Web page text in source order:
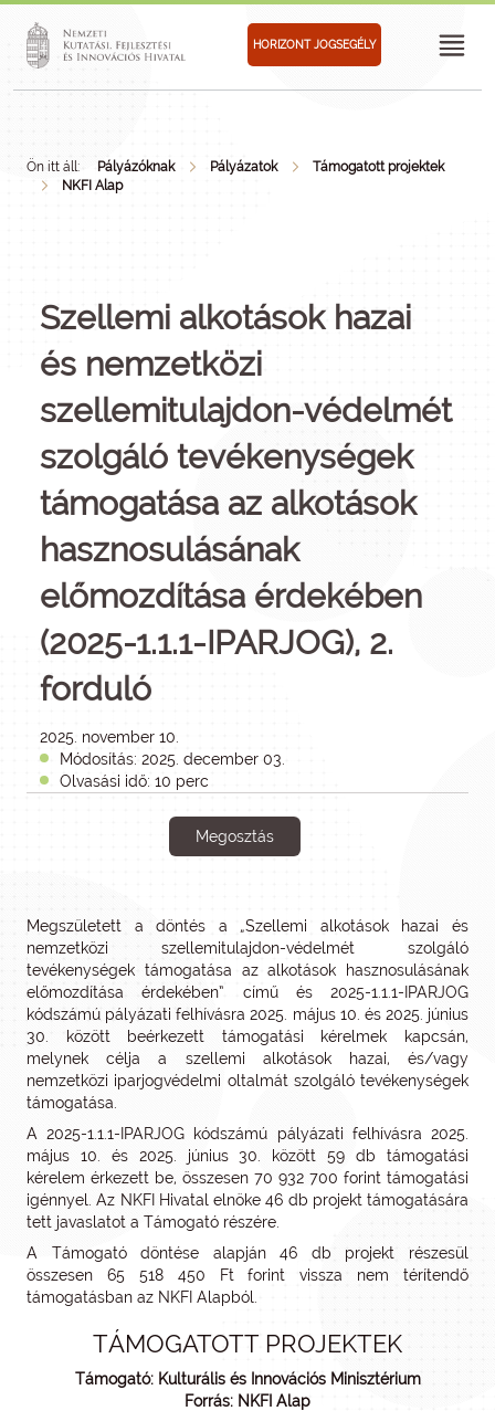
HORIZONT JOGSEGÉLY
Ön itt áll: Pályázóknak Pályázatok
Támogatott projektek
NKFI Alap
Szellemi alkotások hazai
és nemzetközi
szellemitulajdon-védelmét
szolgáló tevékenységek
támogatása az alkotások
hasznosulásának
előmozdítása érdekében
(2025-1.1.1-IPARJOG), 2.
forduló
2025. november 10.
Módosítás: 2025. december 03.
Olvasási idő: 10 perc
Megosztás
Megszületett a döntés a „Szellemi alkotások hazai és
nemzetközi szellemitulajdon-védelmét szolgáló
tevékenységek támogatása az alkotások hasznosulásának
előmozdítása érdekében” című és 2025-1.1.1-IPARJOG
kódszámú pályázati felhívásra 2025. május 10. és 2025. június
30. között beérkezett támogatási kérelmek kapcsán,
melynek célja a szellemi alkotások hazai, és/vagy
nemzetközi iparjogvédelmi oltalmát szolgáló tevékenységek
támogatása.
A 2025-1.1.1-IPARJOG kódszámú pályázati felhívásra 2025.
május 10. és 2025. június 30. között 59 db támogatási
kérelem érkezett be, összesen 70 932 700 forint támogatási
igénnyel. Az NKFI Hivatal elnöke 46 db projekt támogatására
tett javaslatot a Támogató részére.
A Támogató döntése alapján 46 db projekt részesül
összesen 65 518 450 Ft forint vissza nem térítendő
támogatásban az NKFI Alapból.
TÁMOGATOTT PROJEKTEK
Támogató: Kulturális és Innovációs Minisztérium
Forrás: NKFI Alap